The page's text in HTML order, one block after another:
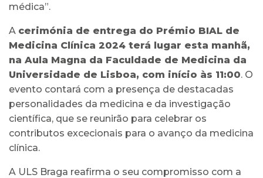
médica”.
A cerimónia de entrega do Prémio BIAL de
Medicina Clínica 2024 terá lugar esta manhã,
na Aula Magna da Faculdade de Medicina da
Universidade de Lisboa, com início às 11:00. O
evento contará com a presença de destacadas
personalidades da medicina e da investigação
científica, que se reunirão para celebrar os
contributos excecionais para o avanço da medicina
clínica.
A ULS Braga reafirma o seu compromisso com a